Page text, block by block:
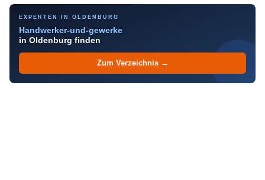
EXPERTEN IN OLDENBURG
Handwerker-und-gewerke
in Oldenburg finden
Zum Verzeichnis →